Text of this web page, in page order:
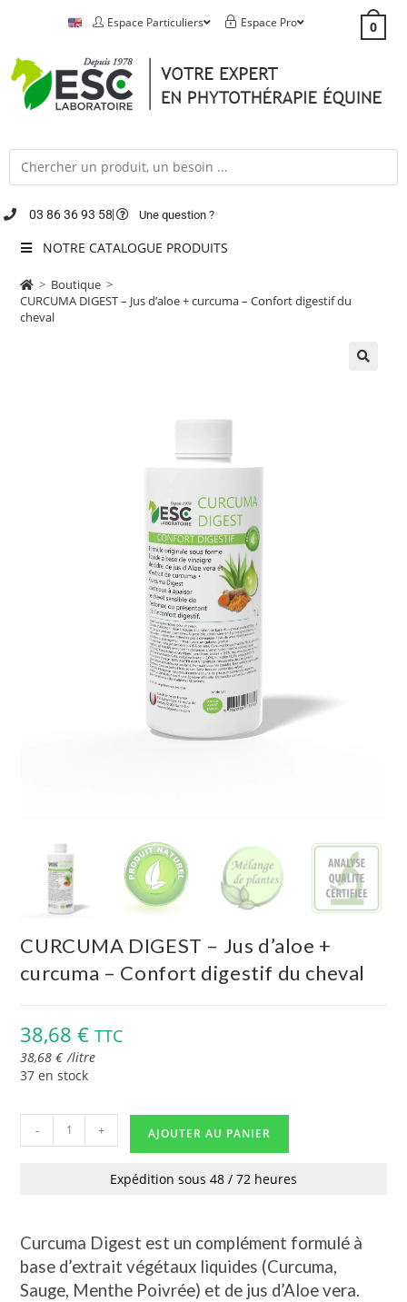
Espace Particuliers Espace Pro 0
03 86 36 93 58 Une question ?
NOTRE CATALOGUE PRODUITS
> Boutique >
CURCUMA DIGEST – Jus d’aloe + curcuma – Confort digestif du
cheval
CURCUMA DIGEST – Jus d’aloe +
curcuma – Confort digestif du cheval
38,68€ TTC
38,68€ /litre
37 en stock
- + AJOUTER AU PANIER
Expédition sous 48 / 72 heures
Curcuma Digest est un complément formulé à
base d’extrait végétaux liquides (Curcuma,
Sauge, Menthe Poivrée) et de jus d’Aloe vera.